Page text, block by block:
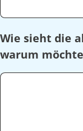
Wie sieht die
warum